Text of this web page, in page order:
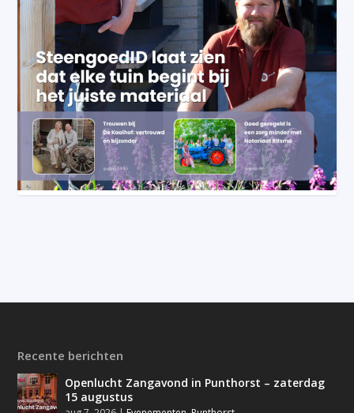
Recente berichten
Openlucht Zangavond in Punthorst – zaterdag
15 augustus